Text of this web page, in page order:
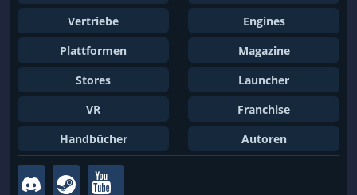
Vertriebe
Engines
Plattformen
Magazine
Stores
Launcher
VR
Franchise
Handbücher
Autoren